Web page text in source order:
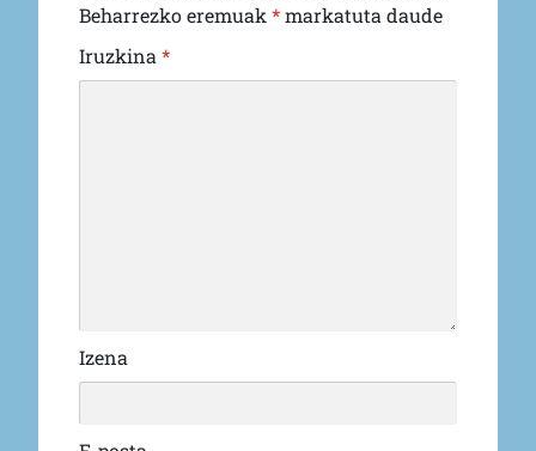
Beharrezko eremuak *markatuta daude
Iruzkina *
Izena